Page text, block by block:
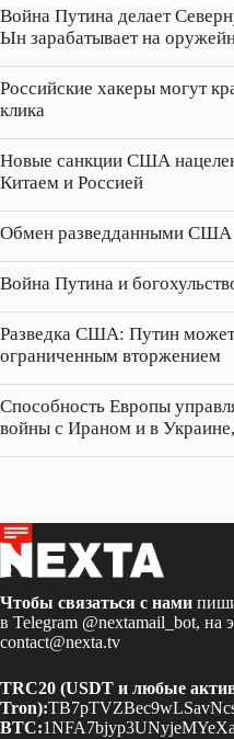
Война Путина делает
Ын зарабатывает на
Российские хакеры могут
клика
Новые санкции США
Китаем и Россией
Обмен разведданными США
Война Путина и
Разведка США: Путин
ограниченным вторжением
Способность Европы
войны с Ираном и в
Чтобы связаться с нами
в Telegram @nextamail_bot, на
contact@nexta.tv
TRC20 (USDT и любые
Tron):
BTC: